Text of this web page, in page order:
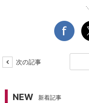
次の記事
NEW 新着記事